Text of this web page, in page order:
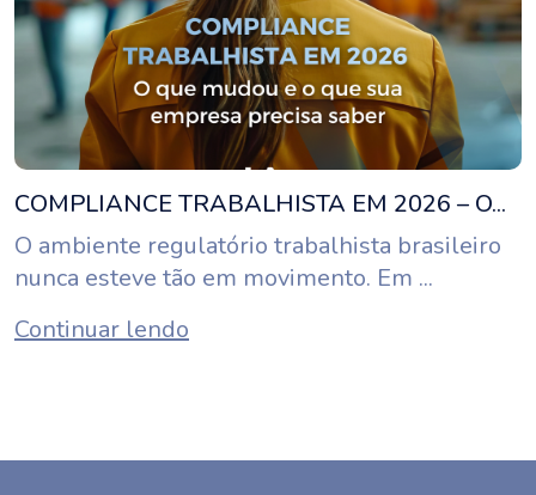
COMPLIANCE TRABALHISTA EM 2026 – O...
O ambiente regulatório trabalhista brasileiro
nunca esteve tão em movimento. Em ...
Continuar lendo